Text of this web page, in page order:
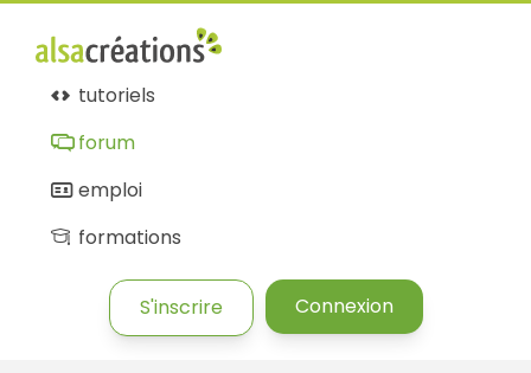
Forum
Alsacréations
tutoriels
forum
emploi
formations
S'inscrire Connexion